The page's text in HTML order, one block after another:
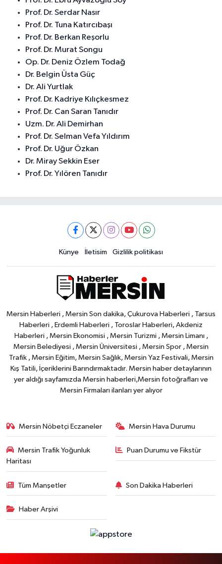
Prof. Dr. Serdar Nasır
Prof. Dr. Tuna Katırcıbaşı
Prof. Dr. Berkan Reşorlu
Prof. Dr. Murat Songu
Op. Dr. Deniz Özlem Todağ
Dr. Belgin Üsta Güç
Dr. Ali Yurtlak
Prof. Dr. Kadriye Kılıçkesmez
Prof. Dr. Can Saran Tanıdır
Uzm. Dr. Ali Demirhan
Prof. Dr. Selman Vefa Yıldırım
Prof. Dr. Uğur Özkan
Dr. Miray Sekkin Eser
Prof. Dr. Yılören Tanıdır
Künye İletisim Gizlilik politikası
Mersin Haberleri , Mersin Son dakika, Çukurova Haberleri , Tarsus
Haberleri , Erdemli Haberleri , Toroslar Haberleri, Akdeniz
Haberleri , Mersin Ekonomisi , Mersin Turizmi , Mersin Limanı ,
Mersin Belediyesi , Mersin Üniversitesi , Mersin Spor , Mersin
Trafik , Mersin Eğitim, Mersin Sağlık, Mersin Yaz Festivali, Mersin
Kış Tatili, İçeriklerini Barındırmaktadır. Mersin haber detaylarının
yer aldığı sayfamızda Mersin haberleri,Mersin fotoğrafları ve
Mersin Firmaları ilanları yer alıyor
Mersin Nöbetçi Eczaneler Mersin Hava Durumu
Mersin Trafik Yoğunluk
Haritası
Puan Durumu ve Fikstür
Tüm Manşetler Son Dakika Haberleri
Haber Arşivi